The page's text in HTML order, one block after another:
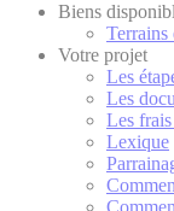
Biens
Terrains
Votre projet
Les
Les
Les
Lexique